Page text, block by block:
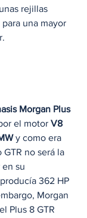
rejillas
una mayor
Morgan Plus
el motor V8
y como era
no será la
su
362 HP
Morgan
Plus 8 GTR